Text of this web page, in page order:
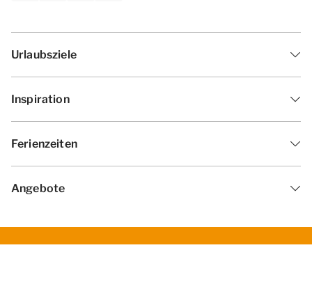
Urlaubsziele
Inspiration
Ferienzeiten
Angebote